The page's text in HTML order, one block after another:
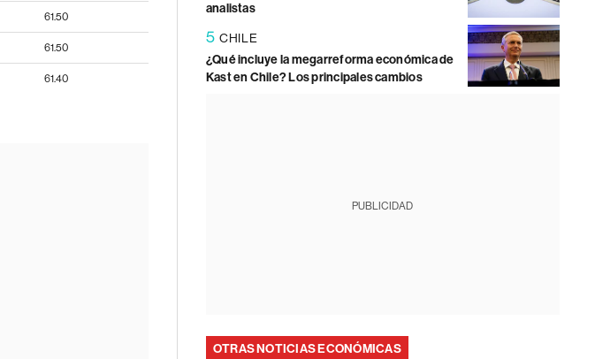
61.50
61.50
61.40
analistas
5 CHILE
¿Qué incluye la megarreforma económica de
Kast en Chile? Los principales cambios
PUBLICIDAD
OTRAS NOTICIAS ECONÓMICAS